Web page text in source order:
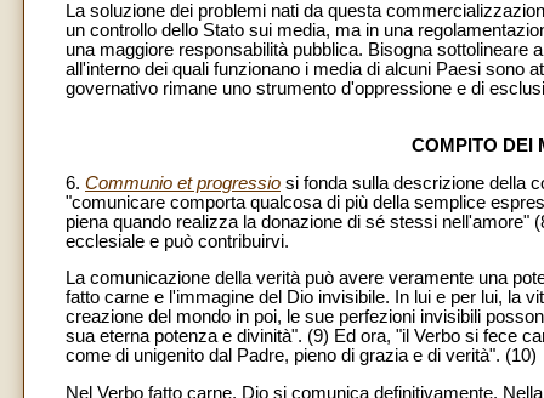
La soluzione dei problemi nati da questa
un controllo dello Stato sui media, ma in una
una maggiore responsabilità pubblica. Bisogna sottolineare
all'interno dei quali funzionano i media di alcuni Paesi sono
governativo rimane uno strumento d'oppressione e di
COMPITO DEI
6. Communio et progressio si fonda sulla descrizione della
"comunicare comporta qualcosa di più della semplice
piena quando realizza la donazione di sé stessi
ecclesiale e può contribuirvi.
La comunicazione della verità può avere veramente una
fatto carne e l'immagine del Dio invisibile. In lui e per lui, la
creazione del mondo in poi, le sue perfezioni invisibili
sua eterna potenza e divinità". (9) Ed ora, "il Verbo si fece
come di unigenito dal Padre, pieno di grazia e di verità". (10)
Nel Verbo fatto carne, Dio si comunica definitivamente.